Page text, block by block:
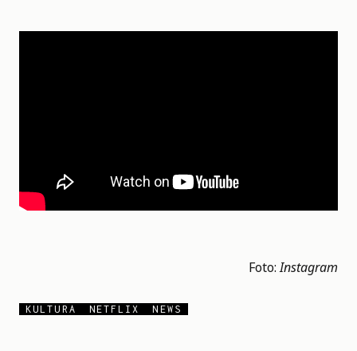
Foto:Instagram
KULTURA NETFLIX NEWS